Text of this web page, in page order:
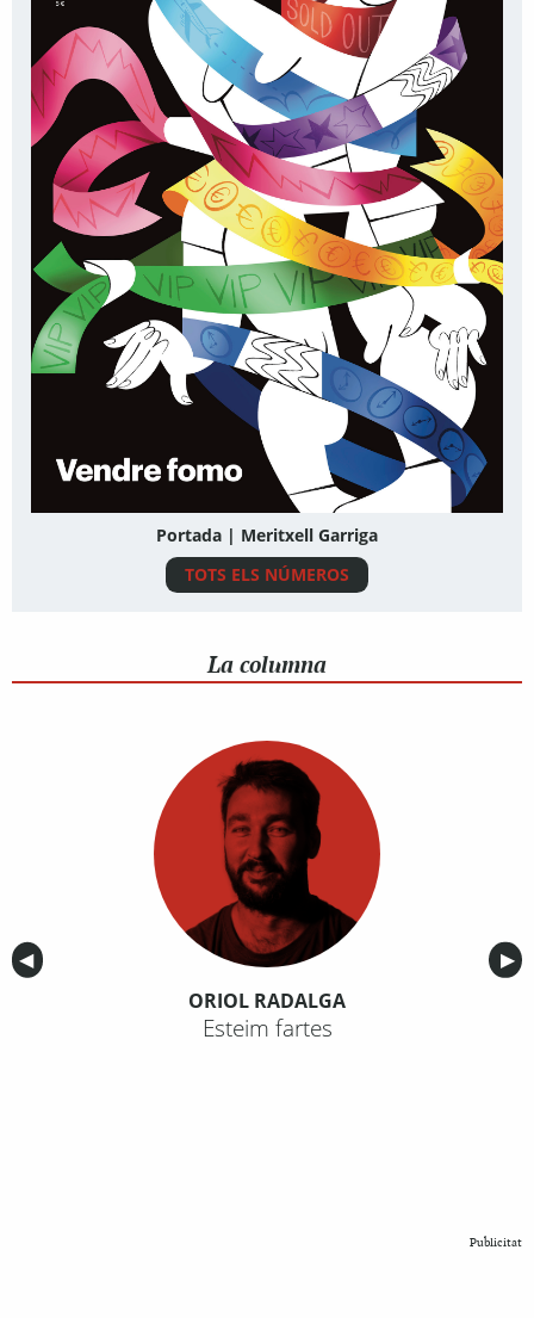
Portada | Meritxell Garriga
TOTS ELS NÚMEROS
La columna
Anterior
◀︎ ▶︎
ORIOL RADALGA
Esteim fartes
Publicitat